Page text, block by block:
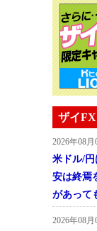
ザイ
2026年08
米ドル/円
安は終焉
があって
2026年08